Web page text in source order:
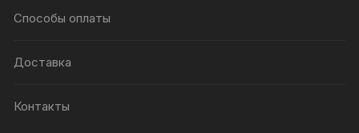
Способы оплаты
Доставка
Контакты